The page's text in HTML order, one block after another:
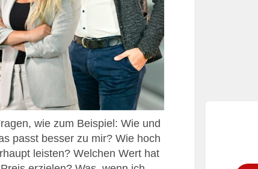
wie zum Beispiel: Wie und
passt besser zu mir? Wie hoch
leisten? Welchen Wert hat